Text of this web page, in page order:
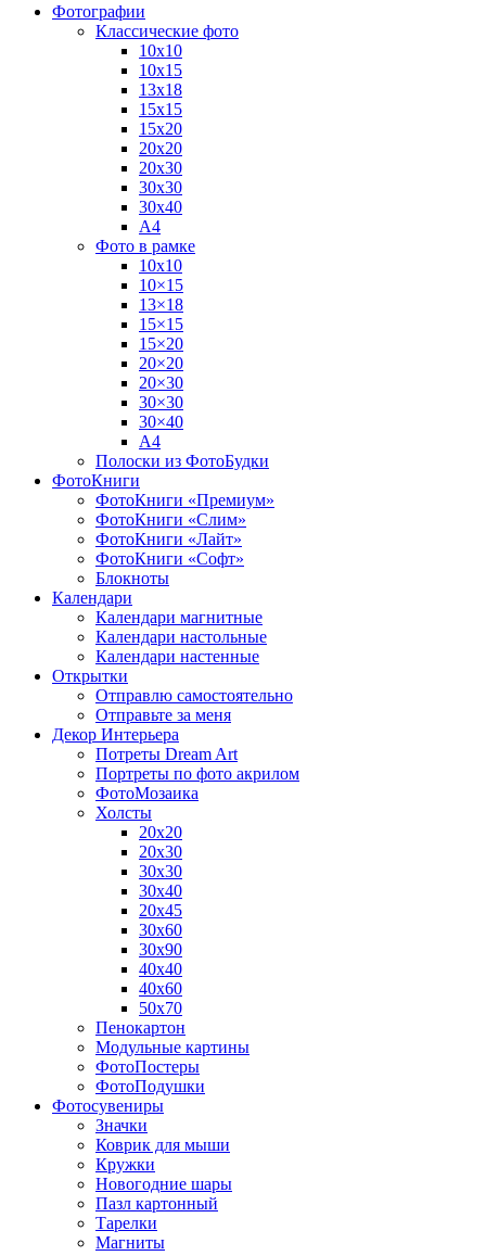
Фотографии
Классические фото
10х10
10х15
13х18
15х15
15х20
20х20
20х30
30х30
30х40
А4
Фото в рамке
10х10
10×15
13×18
15×15
15×20
20×20
20×30
30×30
30×40
A4
Полоски из ФотоБудки
ФотоКниги
ФотоКниги «Премиум»
ФотоКниги «Слим»
ФотоКниги «Лайт»
ФотоКниги «Софт»
Блокноты
Календари
Календари магнитные
Календари настольные
Календари настенные
Открытки
Отправлю самостоятельно
Отправьте за меня
Декор Интерьера
Потреты Dream Art
Портреты по фото акрилом
ФотоМозаика
Холсты
20х20
20х30
30х30
30х40
20х45
30х60
30х90
40х40
40х60
50х70
Пенокартон
Модульные картины
ФотоПостеры
ФотоПодушки
Фотоcувениры
Значки
Коврик для мыши
Кружки
Новогодние шары
Пазл картонный
Тарелки
Магниты